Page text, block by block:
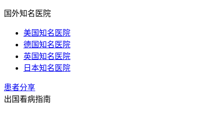
国外知名医院
美国知名医院
德国知名医院
英国知名医院
日本知名医院
患者分享
出国看病指南